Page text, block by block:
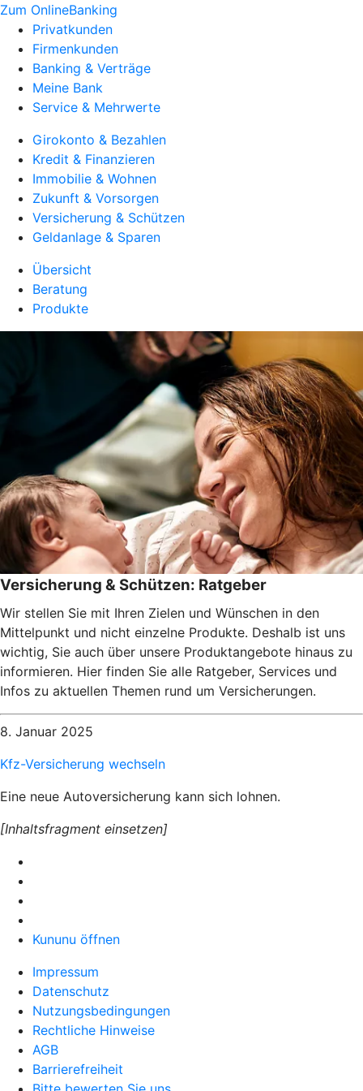
Zum OnlineBanking
Privatkunden
Firmenkunden
Banking & Verträge
Meine Bank
Service & Mehrwerte
Girokonto & Bezahlen
Kredit & Finanzieren
Immobilie & Wohnen
Zukunft & Vorsorgen
Versicherung & Schützen
Geldanlage & Sparen
Übersicht
Beratung
Produkte
Versicherung & Schützen: Ratgeber
Wir stellen Sie mit Ihren Zielen und Wünschen in den
Mittelpunkt und nicht einzelne Produkte. Deshalb ist uns
wichtig, Sie auch über unsere Produktangebote hinaus zu
informieren. Hier finden Sie alle Ratgeber, Services und
Infos zu aktuellen Themen rund um Versicherungen.
8. Januar 2025
Kfz-Versicherung wechseln
Eine neue Autoversicherung kann sich lohnen.
[Inhaltsfragment einsetzen]
Kununu öffnen
Impressum
Datenschutz
Nutzungsbedingungen
Rechtliche Hinweise
AGB
Barrierefreiheit